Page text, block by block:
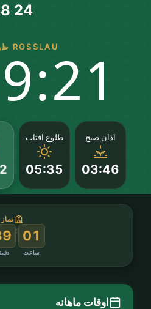
24 Safer 1448
ROSSLAU ظهر وقت نماز
اذان صبح
03:46
طلوع آفتاب
05:35
01
ساعت
:
اوقات ماهانه